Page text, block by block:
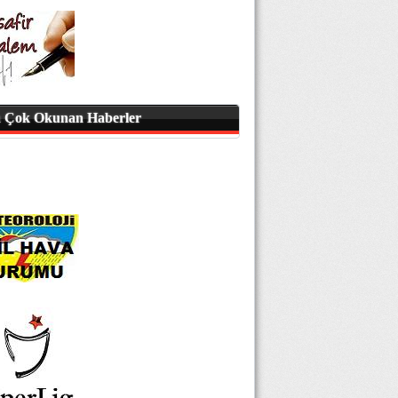
Çok Okunan Haberler